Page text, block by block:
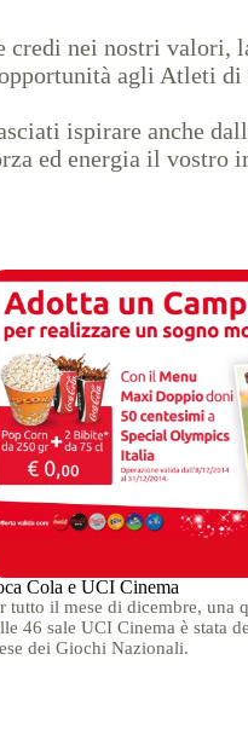
credi nei nostri valori,
agli Atleti di
ispirare anche
ed energia il vostro
Cola e UCI Cinema
tutto il mese di dicembre, una
46 sale UCI Cinema è stata
dei Giochi Nazionali.